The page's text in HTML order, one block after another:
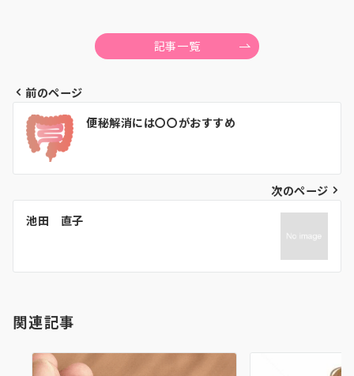
記事一覧
投
稿
ナ
ビ
ゲ
シ
ン
前のページ
便秘解消には〇〇がおすすめ
次のページ
池田 直子
関連記事